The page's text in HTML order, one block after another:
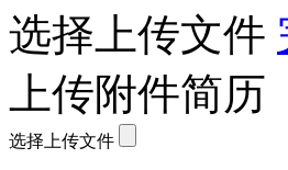
选择上传文件
上传附件简历
选择上传文件